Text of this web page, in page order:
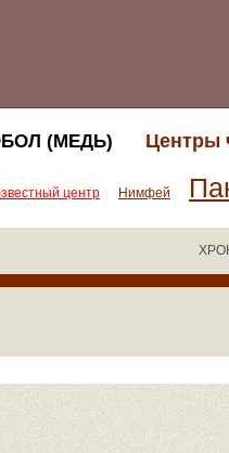
(МЕДЬ) Центры
центр Нимфей